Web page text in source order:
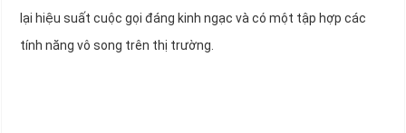
lại hiệu suất cuộc gọi đáng kinh ngạc và có một tập hợp các
tính năng vô song trên thị trường.